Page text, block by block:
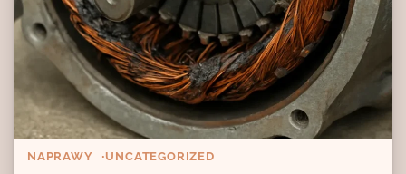
NAPRAWY UNCATEGORIZED